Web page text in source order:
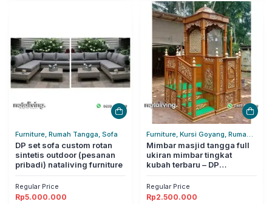
Furniture, Rumah Tangga, Sofa
DP set sofa custom rotan
sintetis outdoor (pesanan
pribadi) nataliving furniture
Regular Price
Rp5.000.000
Furniture, Kursi Goyang, Rumah
Tangga
Mimbar masjid tangga full
ukiran mimbar tingkat
kubah terbaru – DP
Regular Price
Rp2.500.000